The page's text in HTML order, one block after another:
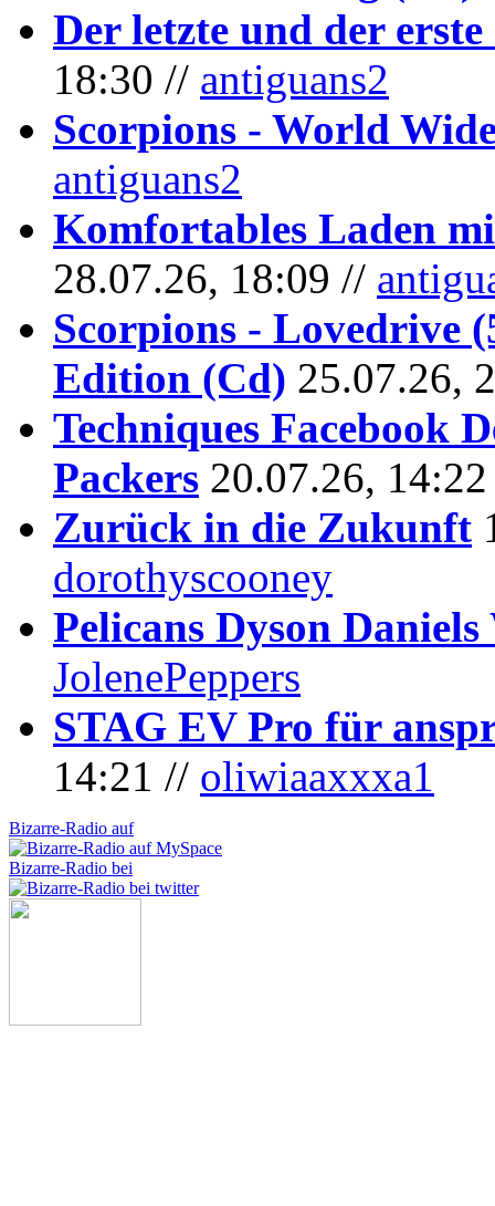
Der letzte und der erste
18:30 // antiguans2
Scorpions - World
antiguans2
Komfortables Laden
28.07.26, 18:09 //
Scorpions - Lovedrive
Edition (Cd) 25.07.26,
Techniques Facebook
Packers 20.07.26,
Zurück in die Zukunft
dorothyscooney
Pelicans Dyson
JolenePeppers
STAG EV Pro für
14:21 // oliwiaaxxxa1
Bizarre-Radio auf
Bizarre-Radio bei